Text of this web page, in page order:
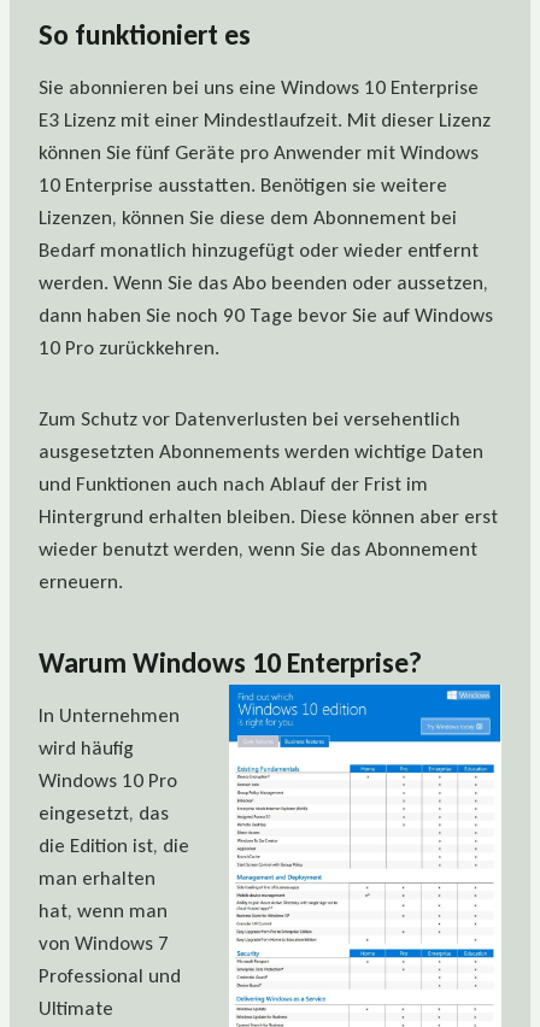
So funktioniert es
Sie abonnieren bei uns eine Windows 10 Enterprise
E3 Lizenz mit einer Mindestlaufzeit. Mit dieser Lizenz
können Sie fünf Geräte pro Anwender mit Windows
10 Enterprise ausstatten. Benötigen sie weitere
Lizenzen, können Sie diese dem Abonnement bei
Bedarf monatlich hinzugefügt oder wieder entfernt
werden. Wenn Sie das Abo beenden oder aussetzen,
dann haben Sie noch 90 Tage bevor Sie auf Windows
10 Pro zurückkehren.
Zum Schutz vor Datenverlusten bei versehentlich
ausgesetzten Abonnements werden wichtige Daten
und Funktionen auch nach Ablauf der Frist im
Hintergrund erhalten bleiben. Diese können aber erst
wieder benutzt werden, wenn Sie das Abonnement
erneuern.
Warum Windows 10 Enterprise?
In Unternehmen
wird häufig
Windows 10 Pro
eingesetzt, das
die Edition ist, die
man erhalten
hat, wenn man
von Windows 7
Professional und
Ultimate